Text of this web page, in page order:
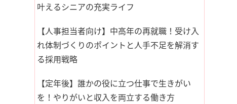
叶えるシニアの充実ライフ
【人事担当者向け】中高年の再就職！受け入
れ体制づくりのポイントと人手不足を解消す
る採用戦略
【定年後】誰かの役に立つ仕事で生きがい
を！やりがいと収入を両立する働き方